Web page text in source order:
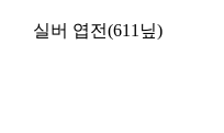
실버 엽전(611 닢)